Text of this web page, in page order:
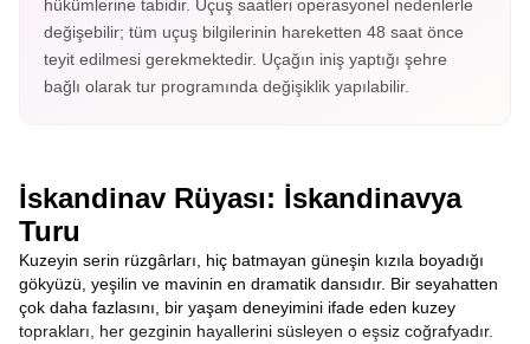
hükümlerine tabidir. Uçuş saatleri operasyonel nedenlerle
değişebilir; tüm uçuş bilgilerinin hareketten 48 saat önce
teyit edilmesi gerekmektedir. Uçağın iniş yaptığı şehre
bağlı olarak tur programında değişiklik yapılabilir.
İskandinav Rüyası: İskandinavya
Turu
Kuzeyin serin rüzgârları, hiç batmayan güneşin kızıla boyadığı
gökyüzü, yeşilin ve mavinin en dramatik dansıdır. Bir seyahatten
çok daha fazlasını, bir yaşam deneyimini ifade eden kuzey
toprakları, her gezginin hayallerini süsleyen o eşsiz coğrafyadır.